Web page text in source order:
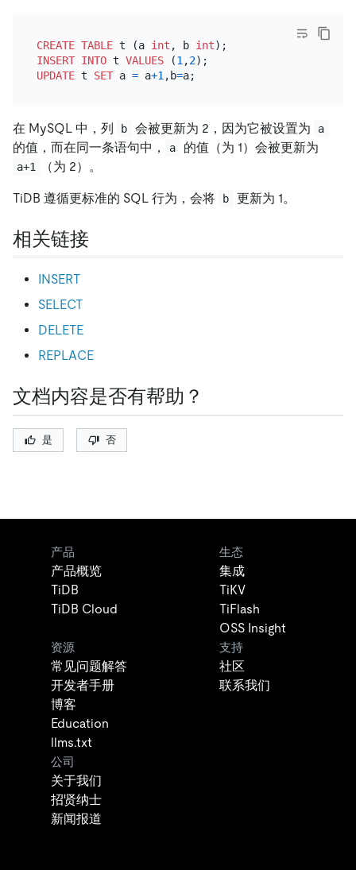
CREATE TABLE t (a int , b int
INSERT INTO t VALUES (1 ,2
UPDATE t SET a = a+1 ,b=
在 MySQL 中，列 b 会被更新为 2，因为它被设置为 a
的值，而在同一条语句中， a 的值（为 1）会被更新为
a+1 （为 2）。
TiDB 遵循更标准的 SQL 行为，会将 b 更新为 1。
相关链接
INSERT
SELECT
DELETE
REPLACE
文档内容是否有帮助？
是 否
产品
产品概览
TiDB
TiDB Cloud
生态
集成
TiKV
TiFlash
OSS Insight
资源
常见问题解答
开发者手册
博客
Education
llms.txt
支持
社区
联系我们
公司
关于我们
招贤纳士
新闻报道